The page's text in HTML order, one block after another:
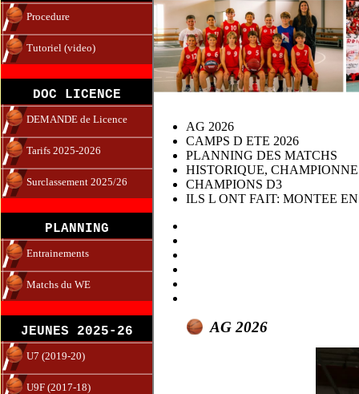
Procedure
Tutoriel (video)
DOC LICENCE
DEMANDE de Licence
Tarifs 2025-2026
Surclassement 2025/26
PLANNING
Entrainements
Matchs du WE
JEUNES 2025-26
U7 (2019-20)
U9F (2017-18)
AG 2026
CAMPS D ETE 2026
PLANNING DES MATCHS
HISTORIQUE,
CHAMPIONS D3
ILS L ONT FAIT: MONTEE
AG 2026